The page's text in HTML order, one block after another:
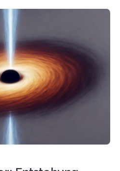
Das
Advances veröffentlichte
sciadv.adw8462)
Dampfturbinen sind
wandeln thermische
um – oder anders
In
ist es in den…